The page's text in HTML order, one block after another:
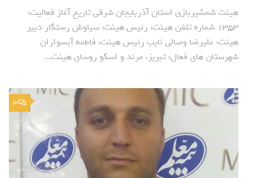
هیئت شمشیربازی استان آذربایجان شرقی تاریخ آغاز فعالیت:
1353 شماره تلفن هیئت: رئیس هیئت: سیاوش رستگار دبیر
هیئت: علیرضا وصالی نایب رئیس هیئت: فاطمه آبسواران
شهرستان های فعال: تبریز، مرند و اسکو روسای هیئت...
3